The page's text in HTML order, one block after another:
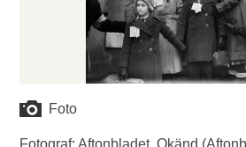
Foto
Fotograf: Aftonbladet, Okänd